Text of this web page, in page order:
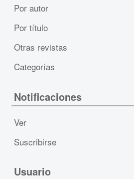
Por autor
Por título
Otras revistas
Categorías
Notificaciones
Ver
Suscribirse
Usuario